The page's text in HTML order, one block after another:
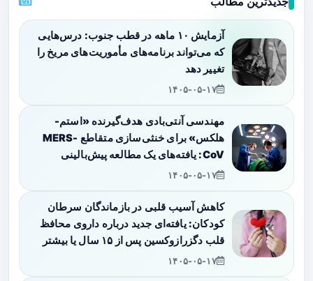
آزمایش ۱۰ ماهه در قطب جنوب: درس‌هایی
که می‌تواند برنامه‌های مأموریت‌های مریخ را
تغییر دهد
۱۴۰۵-۰۵-۱۷
مهندسی آنتی‌بادی هدف‌گیرنده «استم-
هلکس» برای خنثی‌سازی متقاطع MERS-
CoV: یافته‌های یک مطالعه پیش‌بالینی
۱۴۰۵-۰۵-۱۷
کاهش آسیب قلبی در بازماندگان سرطان
کودکان: یافته‌ای جدید درباره داروی محافظ
قلب دگزرازوکسین پس از ۱۵ سال یا بیشتر
۱۴۰۵-۰۵-۱۷